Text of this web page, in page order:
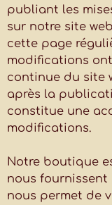
publiant les
sur notre site
cette page
modifications
continue du site
après la
constitue une
modifications.
Notre boutique
nous fournissent
nous permet de